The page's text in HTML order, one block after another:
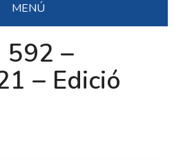
MENÚ
592 –
– Edició